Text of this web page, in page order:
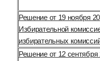
Решение от 19 ноября
Избирательной
избирательных
Решение от 12